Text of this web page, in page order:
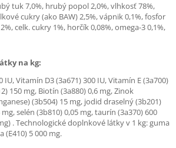
tuk 7,0%, hrubý popol 2,0%, vlhkosť 78%,
cukry (ako BAW) 2,5%, vápnik 0,1%, fosfor
celk. cukry 1%, horčík 0,08%, omega-3 0,1%,
na kg:
IU, Vitamín D3 (3a671) 300 IU, Vitamín E (3a700)
150 mg, Biotín (3a880) 0,6 mg, Zinok
(3b504) 15 mg, jodid draselný (3b201)
selén (3b810) 0,05 mg, taurín (3a370) 600
. Technologické doplnkové látky v 1 kg: guma
(E410) 5 000 mg.